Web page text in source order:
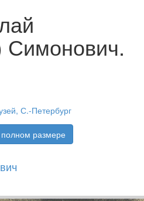
Симонович.
С.-Петербург
размере